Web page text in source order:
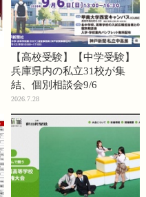
【高校受験】【中学受験】
兵庫県内の私立31校が集
結、個別相談会9/6
2026.7.28